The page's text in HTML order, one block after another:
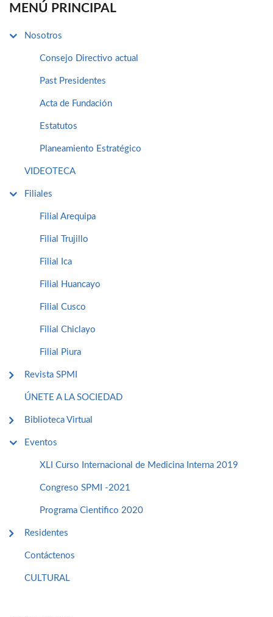
MENÚ PRINCIPAL
Nosotros
Consejo Directivo actual
Past Presidentes
Acta de Fundación
Estatutos
Planeamiento Estratégico
VIDEOTECA
Filiales
Filial Arequipa
Filial Trujillo
Filial Ica
Filial Huancayo
Filial Cusco
Filial Chiclayo
Filial Piura
Revista SPMI
ÚNETE A LA SOCIEDAD
Biblioteca Virtual
Eventos
XLI Curso Internacional de Medicina Interna 2019
Congreso SPMI -2021
Programa Cientifico 2020
Residentes
Contáctenos
CULTURAL